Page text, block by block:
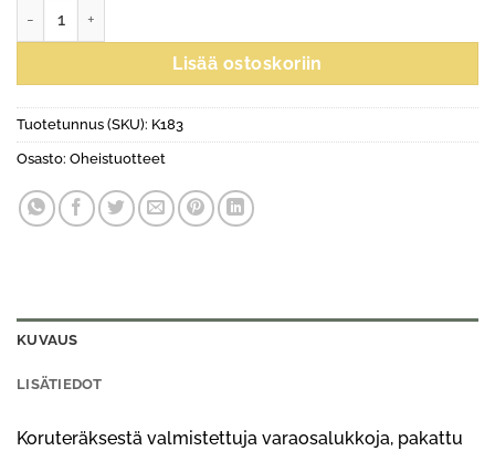
Lisää ostoskoriin
Tuotetunnus (SKU): K183
Osasto: Oheistuotteet
KUVAUS
LISÄTIEDOT
Koruteräksestä valmistettuja varaosalukkoja, pakattu